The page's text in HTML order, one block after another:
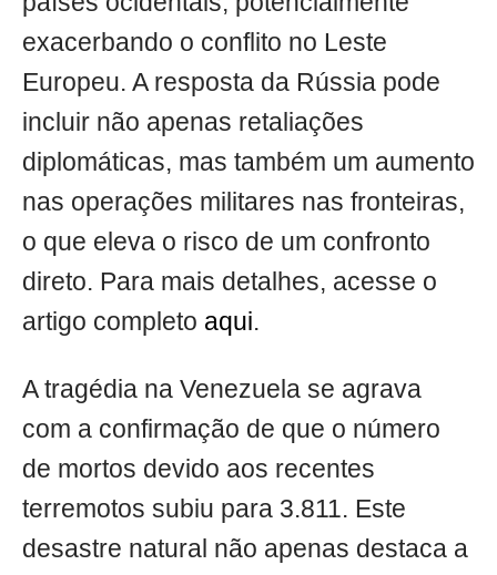
exacerbando o conflito no Leste
Europeu. A resposta da Rússia pode
incluir não apenas retaliações
diplomáticas, mas também um aumento
nas operações militares nas fronteiras,
o que eleva o risco de um confronto
direto. Para mais detalhes, acesse o
artigo completo aqui.
A tragédia na Venezuela se agrava
com a confirmação de que o número
de mortos devido aos recentes
terremotos subiu para 3.811. Este
desastre natural não apenas destaca a